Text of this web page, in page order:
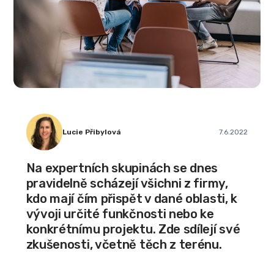
Lucie Přibylová 7.6.2022
Na expertních skupinách se dnes
pravidelně scházejí všichni z firmy,
kdo mají čím přispět v dané oblasti, k
vývoji určité funkčnosti nebo ke
konkrétnímu projektu. Zde sdílejí své
zkušenosti, včetně těch z terénu.